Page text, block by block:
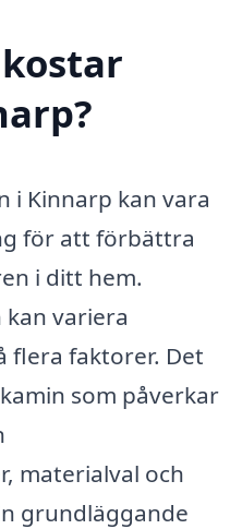
i Kinnarp kan vara
för att förbättra
i ditt hem.
variera
flera faktorer. Det
som påverkar
materialval och
grundläggande